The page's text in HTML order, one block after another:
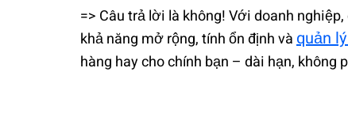
=> Câu trả lời là không! Với doanh
khả năng mở rộng, tính ổn định vàquản
hàng hay cho chính bạn – dài hạn, không